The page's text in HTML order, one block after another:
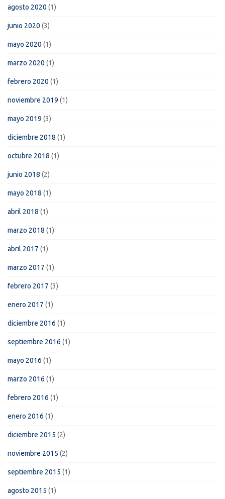
agosto 2020 (1)
junio 2020 (3)
mayo 2020 (1)
marzo 2020 (1)
febrero 2020 (1)
noviembre 2019 (1)
mayo 2019 (3)
diciembre 2018 (1)
octubre 2018 (1)
junio 2018 (2)
mayo 2018 (1)
abril 2018 (1)
marzo 2018 (1)
abril 2017 (1)
marzo 2017 (1)
febrero 2017 (3)
enero 2017 (1)
diciembre 2016 (1)
septiembre 2016 (1)
mayo 2016 (1)
marzo 2016 (1)
febrero 2016 (1)
enero 2016 (1)
diciembre 2015 (2)
noviembre 2015 (2)
septiembre 2015 (1)
agosto 2015 (1)